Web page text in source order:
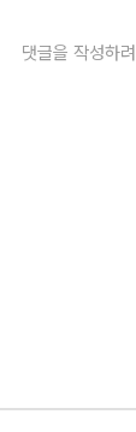
댓글을 작성하